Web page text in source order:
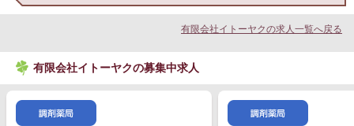
有限会社イトーヤクの求人一覧へ戻る
有限会社イトーヤクの募集中求人